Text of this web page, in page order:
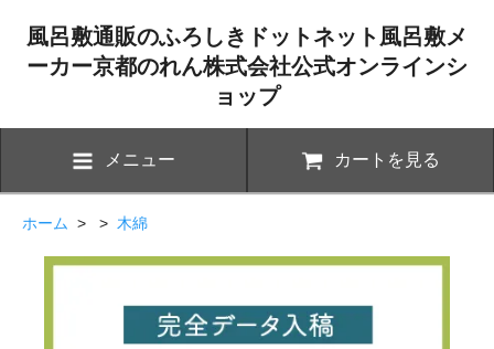
風呂敷通販のふろしきドットネット風呂敷メ
ーカー京都のれん株式会社公式オンラインシ
ョップ
メニュー カートを見る
ホーム > > 木綿